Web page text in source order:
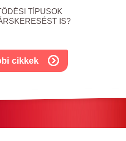
TÍPUSOK
IS?
cikkek